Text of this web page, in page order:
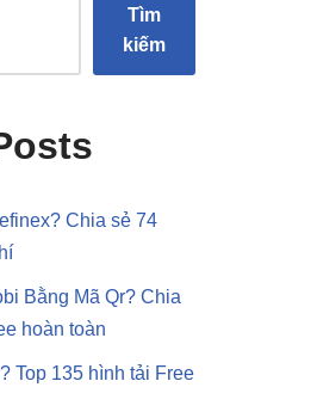
Tìm
kiếm
Chia sẻ 74
Bằng Mã Qr? Chia
hoàn toàn
Top 135 hình tải Free